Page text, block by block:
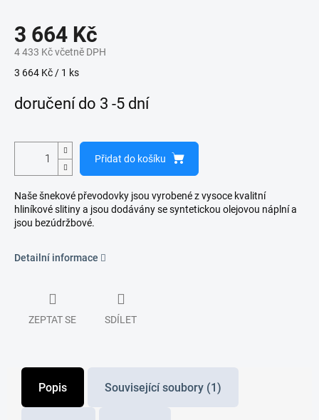
3 664 Kč
4 433 Kč včetně DPH
Měrná
3 664 Kč / 1 ks
doručení do 3 -5 dní
Přidat do košíku
Naše šnekové převodovky jsou vyrobené z vysoce kvalitní
hliníkové slitiny a jsou dodávány se syntetickou olejovou náplní a
jsou bezúdržbové.
Detailní informace
ZEPTAT SE SDÍLET
Popis Související soubory (1)